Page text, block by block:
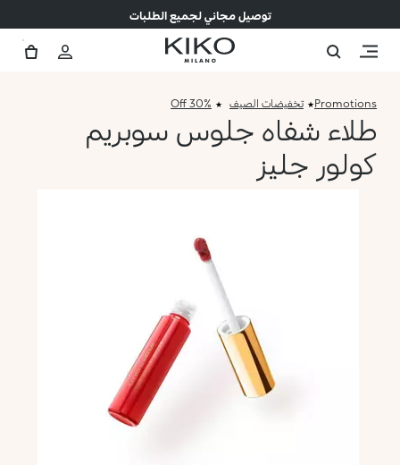
توصيل مجاني لجميع الطلبات
Promotions تخفيضات الصيف 30% Off
طلاء شفاه جلوس سوبريم
كولور جليز